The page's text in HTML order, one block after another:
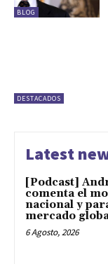
BLOG
DESTACADOS
Latest
[Podcast]
comenta el
nacional y
mercado
6 Agosto, 2026